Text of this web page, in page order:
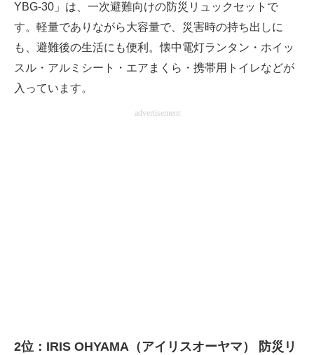
YBG-30」は、一次避難向けの防災リュックセットで
す。軽量でありながら大容量で、災害時の持ち出しに
も、避難後の生活にも便利。懐中電灯ランタン・ホイッ
スル・アルミシート・エアまくら・携帯用トイレなどが
入っています。
advertisement
2位：IRIS OHYAMA（アイリスオーヤマ） 防災リ